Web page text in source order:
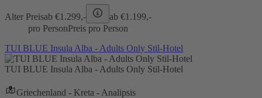
Alter Preisab €1.299,- ab €1.199,-
pro PersonPreis pro Person
TUI BLUE Insula Alba - Adults Only Stil-Hotel
TUI BLUE Insula Alba - Adults Only Stil-Hotel
Griechenland - Kreta - Analipsis